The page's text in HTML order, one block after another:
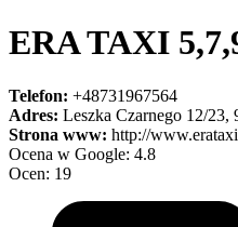
ERA TAXI
Telefon: +48731967564
Adres: Leszka Czarnego 12/23,
Strona www: http://
Ocena w Google: 4.8
Ocen: 19